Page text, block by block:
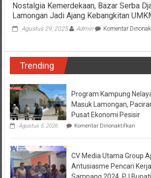
Nostalgia Kemerdekaan, Bazar Serba
Lamongan Jadi Ajang Kebangkitan
Agustus 29, 2025 Admin Komentar
Trending
Program Kampung
Masuk Lamongan,
Pusat Ekonomi Pesisir
Agustus 5, 2026 Komentar Dinonaktifkanpada
Merah
Putih
Masuk
CV Media Utama Group
Antusiasme Pencari
Sampang 2024, PJ